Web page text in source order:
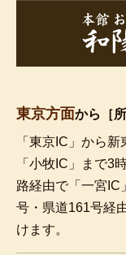
東京方面から［
「東京IC」から
「小牧IC」まで3
路経由で「一宮IC
号・県道161号経
けます。